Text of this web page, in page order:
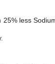
25% less